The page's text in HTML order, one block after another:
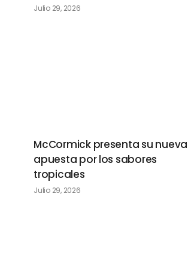
Julio 29, 2026
McCormick presenta su nueva
apuesta por los sabores
tropicales
Julio 29, 2026